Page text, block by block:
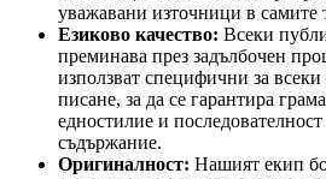
уважавани източници в самите
Езиково качество: Всеки
преминава през задълбочен
използват специфични за всеки
писане, за да се гарантира
едностилие и
съдържание.
Оригиналност: Нашият екип